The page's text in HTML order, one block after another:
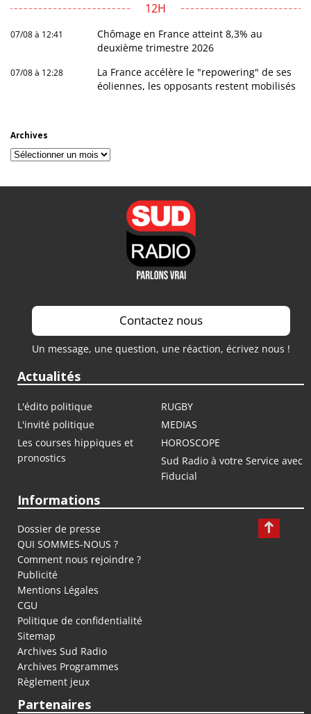
12H
07/08 à 12:41
Chômage en France atteint 8,3% au
deuxième trimestre 2026
07/08 à 12:28
La France accélère le "repowering" de ses
éoliennes, les opposants restent mobilisés
Archives
Archives
Contactez nous
Un message, une question, une réaction, écrivez nous !
Actualités
L'édito politique
RUGBY
L'invité politique
MEDIAS
Les courses hippiques et
pronostics
HOROSCOPE
Sud Radio à votre Service avec
Fiducial
Informations
Dossier de presse
QUI SOMMES-NOUS ?
Comment nous rejoindre ?
Publicité
Mentions Légales
CGU
Politique de confidentialité
Sitemap
Archives Sud Radio
Archives Programmes
Règlement jeux
Partenaires